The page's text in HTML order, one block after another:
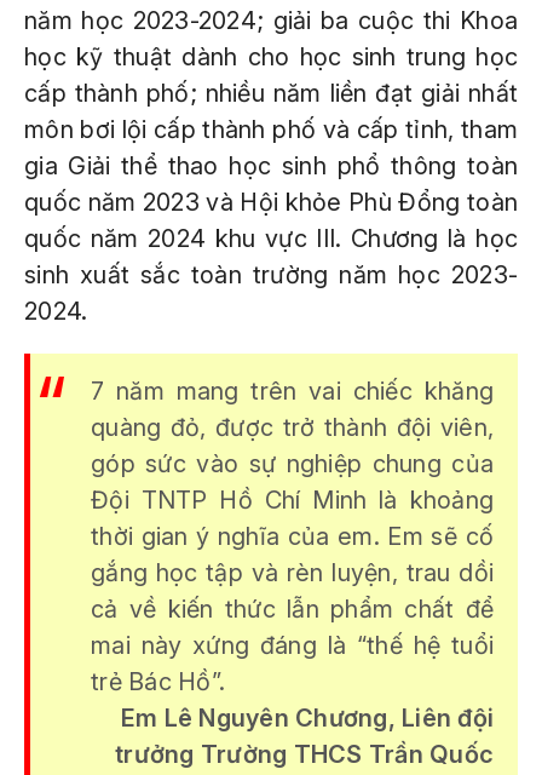
năm học 2023-2024; giải ba cuộc thi Khoa
học kỹ thuật dành cho học sinh trung học
cấp thành phố; nhiều năm liền đạt giải nhất
môn bơi lội cấp thành phố và cấp tỉnh, tham
gia Giải thể thao học sinh phổ thông toàn
quốc năm 2023 và Hội khỏe Phù Đổng toàn
quốc năm 2024 khu vực III. Chương là học
sinh xuất sắc toàn trường năm học 2023-
2024.
7 năm mang trên vai chiếc khăng
quàng đỏ, được trở thành đội viên,
góp sức vào sự nghiệp chung của
Đội TNTP Hồ Chí Minh là khoảng
thời gian ý nghĩa của em. Em sẽ cố
gắng học tập và rèn luyện, trau dồi
cả về kiến thức lẫn phẩm chất để
mai này xứng đáng là “thế hệ tuổi
trẻ Bác Hồ”.
Em Lê Nguyên Chương, Liên đội
trưởng Trường THCS Trần Quốc